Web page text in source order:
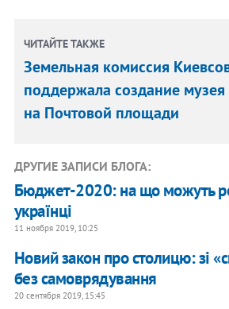
ЧИТАЙТЕ ТАКЖЕ
Земельная комиссия
поддержала создание
на Почтовой площади
ДРУГИЕ ЗАПИСИ БЛОГА:
Бюджет-2020: на що можуть
українці
11 ноября 2019, 10:25
Новий закон про столицю: зі
без самоврядування
20 сентября 2019, 15:45